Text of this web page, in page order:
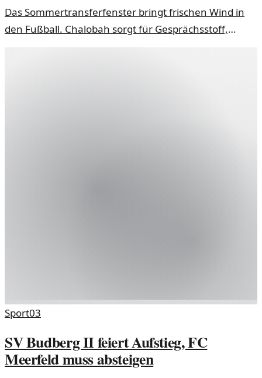
Das Sommertransferfenster bringt frischen Wind in
den Fußball. Chalobah sorgt für Gesprächsstoff,
Sport03
SV Budberg II feiert Aufstieg, FC
Meerfeld muss absteigen